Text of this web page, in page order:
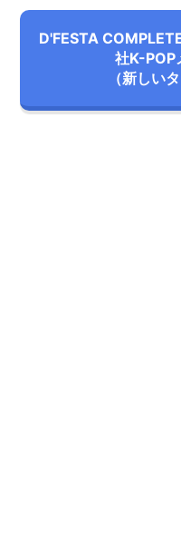
D'FESTA
社K-POP
（新しい